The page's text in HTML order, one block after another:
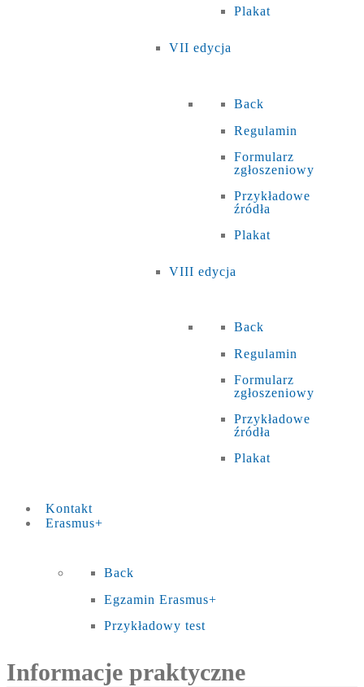
Plakat
VII edycja
Back
Regulamin
Formularz
zgłoszeniowy
Przykładowe
źródła
Plakat
VIII edycja
Back
Regulamin
Formularz
zgłoszeniowy
Przykładowe
źródła
Plakat
Kontakt
Erasmus+
Back
Egzamin Erasmus+
Przykładowy test
Informacje praktyczne